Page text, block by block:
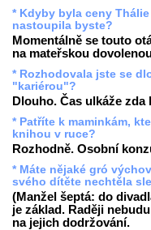
* Kdyby byla ceny
nastoupila byste?
Momentálně se touto
na mateřskou
* Rozhodovala jste se
"kariérou"?
Dlouho. Čas ulkáže
* Patříte k maminkám,
knihou v ruce?
Rozhodně. Osobní
* Máte nějaké gró
svého dítěte nechtěla
(Manžel šeptá: do
je základ. Raději
na jejich dodržování.